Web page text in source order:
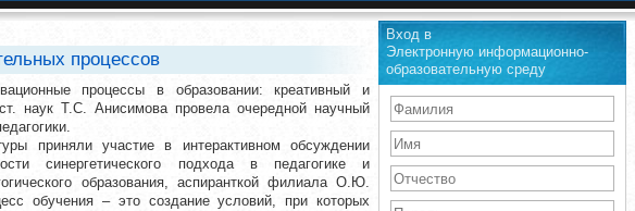
процессов
процессы в образовании: креативный и
наук Т.С. Анисимова провела очередной научный
приняли участие в интерактивном обсуждении
синергетического подхода в педагогике и
образования, аспиранткой филиала О.Ю.
обучения – это создание условий, при которых
Вход в
Электронную информационно-
образовательную среду